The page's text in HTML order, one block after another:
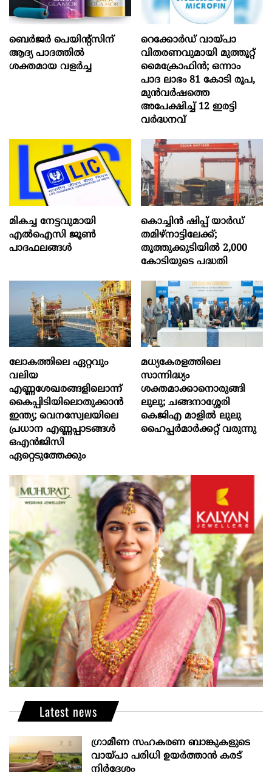
ബെർജർ പെയിന്റ്സിന്
ആദ്യ പാദത്തിൽ
ശക്തമായ വളർച്ച
റെക്കോർഡ് വായ്പാ
വിതരണവുമായി മുത്തൂറ്റ്
മൈക്രോഫിൻ; ഒന്നാം
പാദ ലാഭം 81 കോടി രൂപ,
മുൻവർഷത്തെ
അപേക്ഷിച്ച് 12 ഇരട്ടി
വർദ്ധനവ്
മികച്ച നേട്ടവുമായി
എൽഐസി ജൂൺ
പാദഫലങ്ങൾ
കൊച്ചിന്‍ ഷിപ്പ് യാർഡ്
തമിഴ്നാട്ടിലേക്ക്;
തൂത്തുക്കുടിയിൽ 2,000
കോടിയുടെ പദ്ധതി
ലോകത്തിലെ ഏറ്റവും
വലിയ
എണ്ണശേഖരങ്ങളിലൊന്ന്
കൈപ്പിടിയിലൊതുക്കാന്‍
ഇന്ത്യ; വെനസ്വേലയിലെ
പ്രധാന എണ്ണപ്പാടങ്ങള്‍
ഒഎന്‍ജിസി
ഏറ്റെടുത്തേക്കും
മധ്യകേരളത്തിലെ
സാന്നിദ്ധ്യം
ശക്തമാക്കാനൊരുങ്ങി
ലുലു; ചങ്ങനാശ്ശേരി
കെജിഎ മാളിൽ ലുലു
ഹൈപ്പർമാർക്കറ്റ് വരുന്നു
Latest news
ഗ്രാമീണ സഹകരണ ബാങ്കുകളുടെ
വായ്പാ പരിധി ഉയർത്താൻ കരട്
നിർദേശം